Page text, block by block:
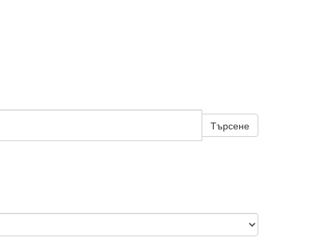
Търсене